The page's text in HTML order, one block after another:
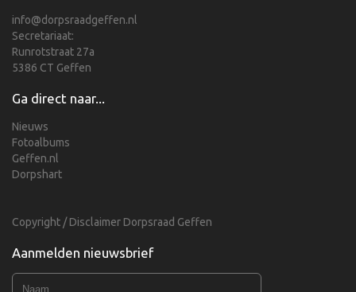
info@dorpsraadgeffen.nl
Secretariaat:
Runrotstraat 27a
5386 CT Geffen
Ga direct naar...
Nieuws
Fotoalbums
Geffen.nl
Dorpshart
Copyright / Disclaimer Dorpsraad Geffen
Aanmelden nieuwsbrief